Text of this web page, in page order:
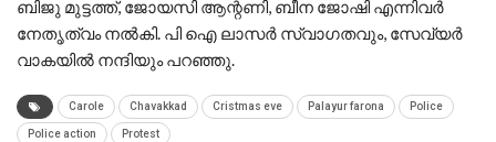
ബിജു മുട്ടത്ത്, ജോയസി ആന്റണി, ബീന ജോഷി എന്നിവർ
നേതൃത്വം നൽകി. പി ഐ ലാസർ സ്വാഗതവും, സേവ്യർ
വാകയിൽ നന്ദിയും പറഞ്ഞു.
Carole Chavakkad Cristmas eve Palayur farona Police
Police action Protest